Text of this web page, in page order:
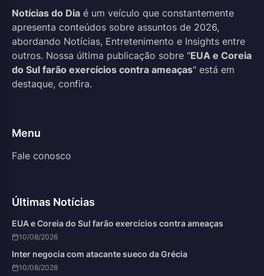
Notícias do Dia é um veículo que constantemente
apresenta conteúdos sobre assuntos de 2026,
abordando Notícias, Entretenimento e Insights entre
outros. Nossa última publicação sobre "EUA e Coreia
do Sul farão exercícios contra ameaças" está em
destaque, confira.
Menu
Fale conosco
Últimas Notícias
EUA e Coreia do Sul farão exercícios contra ameaças
10/08/2026
Inter negocia com atacante sueco da Grécia
10/08/2026